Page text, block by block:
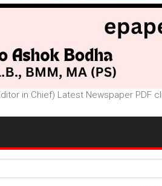
in Chief) Latest Newspaper PDF